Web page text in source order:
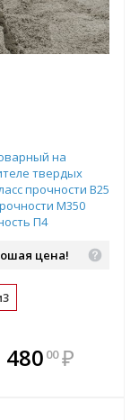
на
твердых
прочности В25
М350
П4
цена!
480 00 ₽